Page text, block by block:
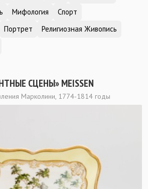
Мифология
Спорт
Портрет
Религиозная Живопись
СЦЕНЫ» MEISSEN
Марколини, 1774-1814 годы